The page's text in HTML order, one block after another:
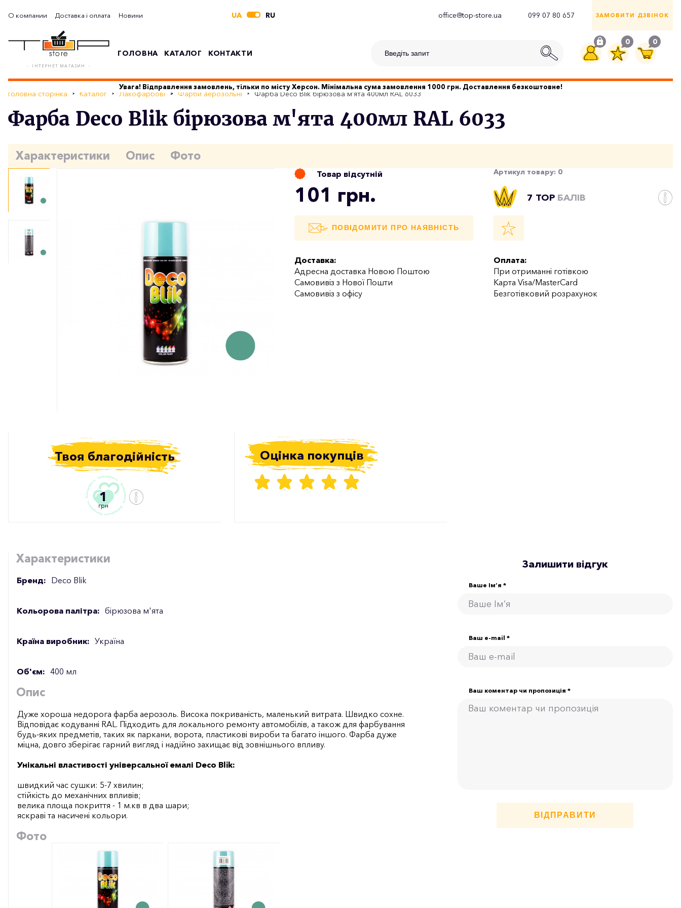
О компании Доставка і оплата Новини UA RU office@top-store.ua 099 07 80 657 ЗАМОВИТИ ДЗВІНОК
- ІНТЕРНЕТ МАГАЗИН -
ГОЛОВНА КАТАЛОГ КОНТАКТИ
0 0
Увага! Відправлення замовлень, тільки по місту Херсон. Мінімальна сума замовлення 1000 грн. Доставлення безкоштовне!
Головна сторінка Каталог Лакофарбові Фарби аерозольні Фарба Deco Blik бірюзова м'ята 400мл RAL 6033
Фарба Deco Blik бірюзова м'ята 400мл RAL 6033
Характеристики Опис Фото
Товар відсутній Артикул товару: 0
101 грн. 7 TOP БАЛІВ
ПОВІДОМИТИ ПРО НАЯВНІСТЬ
Доставка:
Адресна доставка Новою Поштою
Самовивіз з Нової Пошти
Самовивіз з офісу
Оплата:
При отриманні готівкою
Карта Visa/MasterCard
Безготівковий розрахунок
Твоя благодійність
1
грн
Оцінка покупців
Характеристики
Бренд: Deco Blik
Кольорова палітра: бірюзова м'ята
Країна виробник: Україна
Об'єм: 400 мл
Опис
Дуже хороша недорога фарба аерозоль. Висока покриваність, маленький витрата. Швидко сохне.
Відповідає кодуванні RAL. Підходить для локального ремонту автомобілів, а також для фарбування
будь-яких предметів, таких як паркани, ворота, пластикові вироби та багато іншого. Фарба дуже
міцна, довго зберігає гарний вигляд і надійно захищає від зовнішнього впливу.
Унікальні властивості універсальної емалі Deco Blik:
швидкий час сушки: 5-7 хвилин;
стійкість до механічних впливів;
велика площа покриття - 1 м.кв в два шари;
яскраві та насичені кольори.
Фото
Залишити відгук
Ваше Ім’я *
Ваш e-mail *
Ваш коментар чи пропозиція *
ВІДПРАВИТИ